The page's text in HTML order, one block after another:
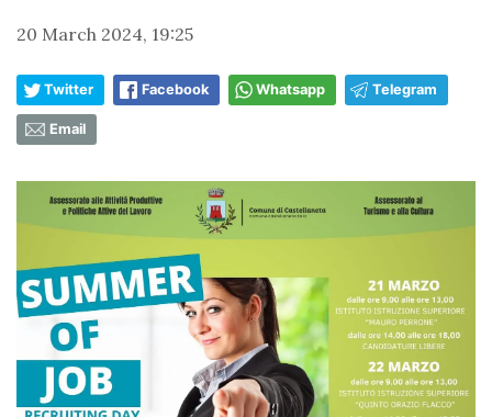
20 March 2024, 19:25
Twitter Facebook Whatsapp Telegram
Email